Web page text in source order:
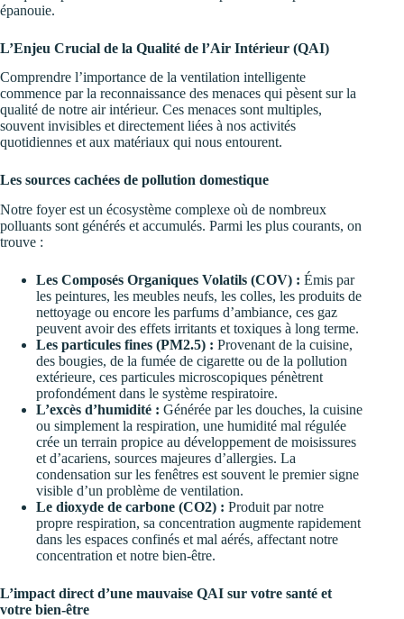
épanouie.
L’Enjeu Crucial de la Qualité de l’Air Intérieur (QAI)
Comprendre l’importance de la ventilation intelligente
commence par la reconnaissance des menaces qui pèsent sur la
qualité de notre air intérieur. Ces menaces sont multiples,
souvent invisibles et directement liées à nos activités
quotidiennes et aux matériaux qui nous entourent.
Les sources cachées de pollution domestique
Notre foyer est un écosystème complexe où de nombreux
polluants sont générés et accumulés. Parmi les plus courants, on
trouve :
Les Composés Organiques Volatils (COV) : Émis par
les peintures, les meubles neufs, les colles, les produits de
nettoyage ou encore les parfums d’ambiance, ces gaz
peuvent avoir des effets irritants et toxiques à long terme.
Les particules fines (PM2.5) : Provenant de la cuisine,
des bougies, de la fumée de cigarette ou de la pollution
extérieure, ces particules microscopiques pénètrent
profondément dans le système respiratoire.
L’excès d’humidité : Générée par les douches, la cuisine
ou simplement la respiration, une humidité mal régulée
crée un terrain propice au développement de moisissures
et d’acariens, sources majeures d’allergies. La
condensation sur les fenêtres est souvent le premier signe
visible d’un problème de ventilation.
Le dioxyde de carbone (CO2) : Produit par notre
propre respiration, sa concentration augmente rapidement
dans les espaces confinés et mal aérés, affectant notre
concentration et notre bien-être.
L’impact direct d’une mauvaise QAI sur votre santé et
votre bien-être